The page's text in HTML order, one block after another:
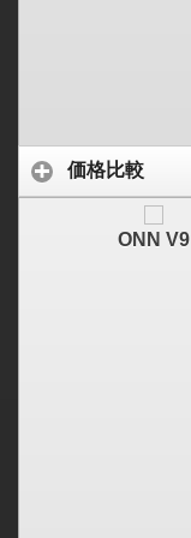
価格比較
ONN V9